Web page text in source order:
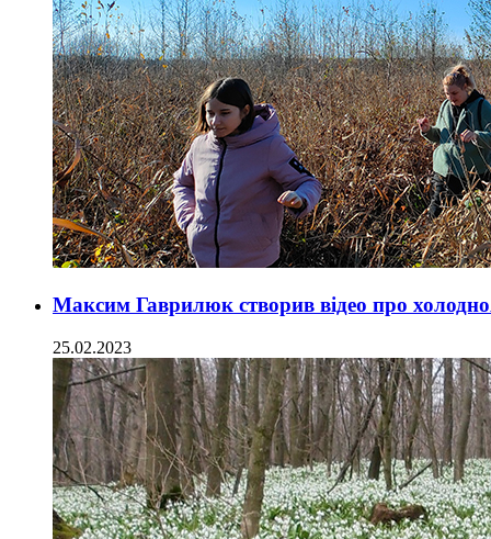
Максим Гаврилюк створив відео про
25.02.2023